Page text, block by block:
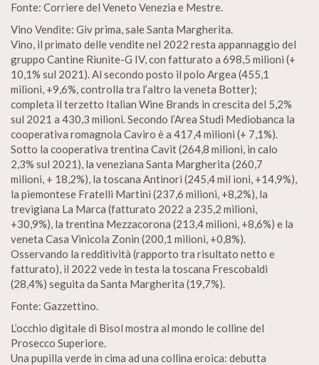
Fonte: Corriere del Veneto Venezia e Mestre.
Vino Vendite: Giv prima, sale Santa Margherita.
Vino, il primato delle vendite nel 2022 resta appannaggio del
gruppo Cantine Riunite-G IV, con fatturato a 698,5 milioni (+
10,1% sul 2021). Al secondo posto il polo Argea (455,1
milioni, +9,6%, controlla tra l’altro la veneta Botter);
completa il terzetto Italian Wine Brands in crescita del 5,2%
sul 2021 a 430,3 milioni. Secondo l’Area Studi Mediobanca la
cooperativa romagnola Caviro è a 417,4 milioni (+ 7,1%).
Sotto la cooperativa trentina Cavit (264,8 milioni, in calo
2,3% sul 2021), la veneziana Santa Margherita (260,7
milioni, + 18,2%), la toscana Antinori (245,4 mil ioni, +14,9%),
la piemontese Fratelli Martini (237,6 milioni, +8,2%), la
trevigiana La Marca (fatturato 2022 a 235,2 milioni,
+30,9%), la trentina Mezzacorona (213,4 milioni, +8,6%) e la
veneta Casa Vinicola Zonin (200,1 milioni, +0,8%).
Osservando la redditività (rapporto tra risultato netto e
fatturato), il 2022 vede in testa la toscana Frescobaldi
(28,4%) seguita da Santa Margherita (19,7%).
Fonte: Gazzettino.
L’occhio digitale di Bisol mostra al mondo le colline del
Prosecco Superiore.
Una pupilla verde in cima ad una collina eroica: debutta